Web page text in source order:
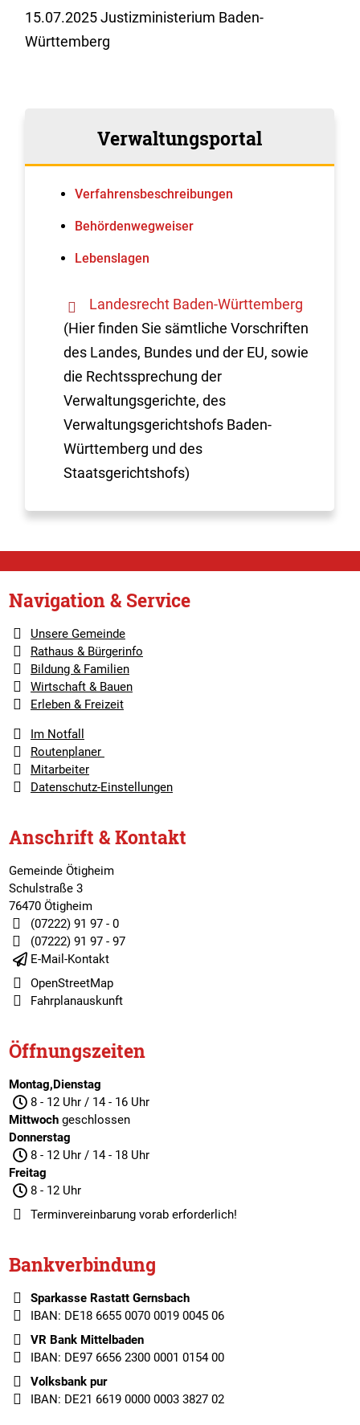
15.07.2025 Justizministerium Baden-
Württemberg
Verwaltungsportal
Verfahrens­beschreibungen
Behördenwegweiser
Lebenslagen
Landesrecht Baden-Württemberg
(Hier finden Sie sämtliche Vorschriften
des Landes, Bundes und der EU, sowie
die Rechtssprechung der
Verwaltungsgerichte, des
Verwaltungsgerichtshofs Baden-
Württemberg und des
Staatsgerichtshofs)
Navigation & Service
Unsere Gemeinde
Rathaus & Bürgerinfo
Bildung & Familien
Wirtschaft & Bauen
Erleben & Freizeit
Im Notfall
Routenplaner
Mitarbeiter
Datenschutz-Einstellungen
Anschrift & Kontakt
Gemeinde Ötigheim
Schulstraße 3
76470 Ötigheim
(07222) 91 97 - 0
(07222) 91 97 - 97
E-Mail-Kontakt
OpenStreetMap
Fahrplanauskunft
Öffnungszeiten
Montag,Dienstag
8 - 12 Uhr / 14 - 16 Uhr
Mittwochgeschlossen
Donnerstag
8 - 12 Uhr / 14 - 18 Uhr
Freitag
8 - 12 Uhr
Terminvereinbarungvorab erforderlich!
Bankverbindung
Sparkasse Rastatt Gernsbach
IBAN: DE18 6655 0070 0019 0045 06
VR Bank Mittelbaden
IBAN: DE97 6656 2300 0001 0154 00
Volksbank pur
IBAN: DE21 6619 0000 0003 3827 02